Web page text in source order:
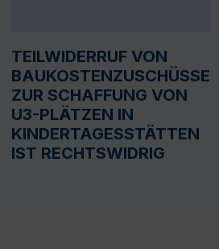
TEILWIDERRUF VON
BAUKOSTENZUSCHÜSSEN
ZUR SCHAFFUNG VON
U3-PLÄTZEN IN
KINDERTAGESSTÄTTEN
IST RECHTSWIDRIG